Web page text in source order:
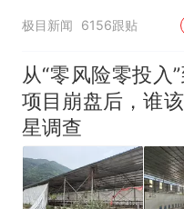
男生
极目新闻 6156跟贴
从“零风险零投入
项目崩盘后，谁
星调查